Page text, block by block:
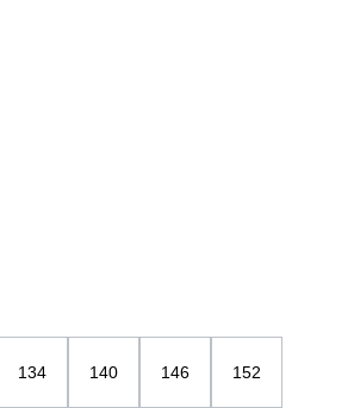
134 140 146 152